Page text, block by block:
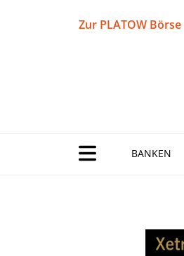
Zur PLATOW Börse
BANKEN